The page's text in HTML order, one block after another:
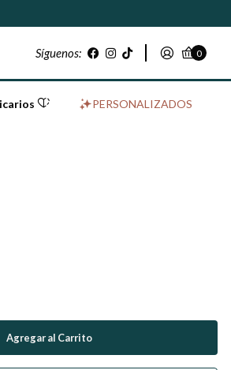
Síguenos: 0
PERSONALIZADOS